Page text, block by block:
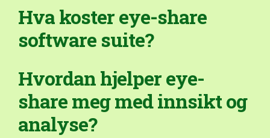
Hva koster eye-share
software suite?
Hvordan hjelper eye-
share meg med innsikt og
analyse?